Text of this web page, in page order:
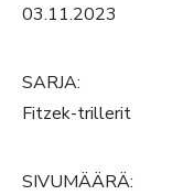
03.11.2023
SARJA:
Fitzek-trillerit
SIVUMÄÄRÄ: